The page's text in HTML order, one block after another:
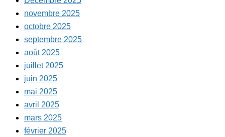
novembre 2025
octobre 2025
septembre 2025
août 2025
juillet 2025
juin 2025
mai 2025
avril 2025
mars 2025
février 2025